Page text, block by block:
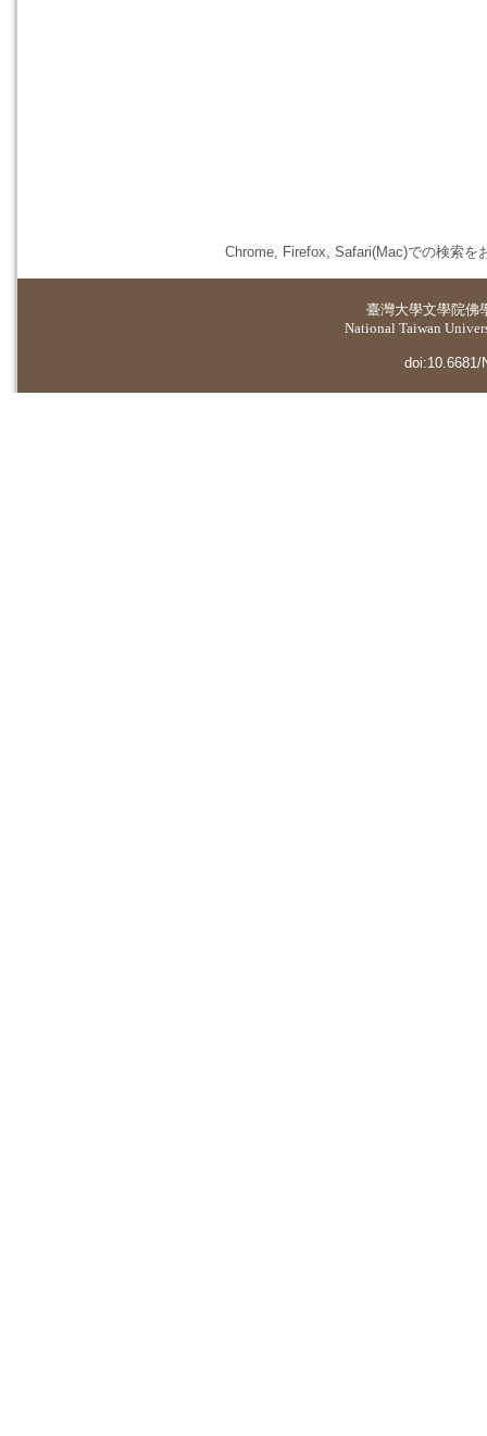
Chrome, Firefox, Safari(Mac)での検索を
臺灣大學文學院佛
National Taiwan
doi:10.6681/